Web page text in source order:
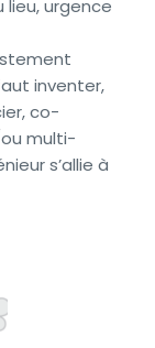
urgence
inventer,
co-
multi-
s’allie à